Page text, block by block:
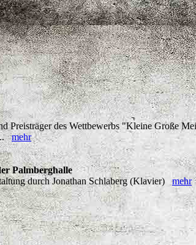
Preisträger des Wettbewerbs "Kleine Große
mehr
Palmberghalle
durch Jonathan Schlaberg (Klavier)mehr